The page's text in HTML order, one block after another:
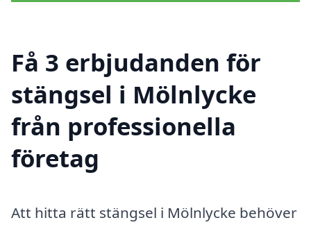
Få 3 erbjudanden för
stängsel i Mölnlycke
från professionella
företag
Att hitta rätt stängsel i Mölnlycke behöver